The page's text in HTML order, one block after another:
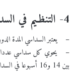
4- التنظـيم في السداسيـات:
– يعتبر السداسي المدة
– يحوي كل سداسي عددا
بين 14 و16 أسبوعا في السداسي الواحد.